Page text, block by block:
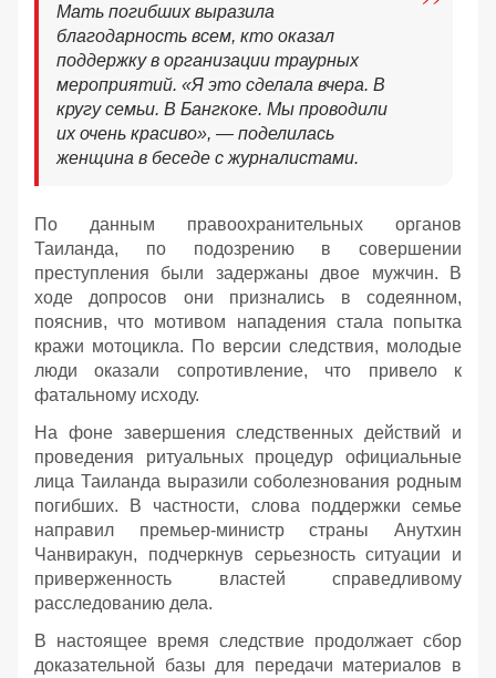
Мать погибших выразила
благодарность всем, кто оказал
поддержку в организации траурных
мероприятий. «Я это сделала вчера. В
кругу семьи. В Бангкоке. Мы проводили
их очень красиво», — поделилась
женщина в беседе с журналистами.
По данным правоохранительных органов
Таиланда, по подозрению в совершении
преступления были задержаны двое мужчин. В
ходе допросов они признались в содеянном,
пояснив, что мотивом нападения стала попытка
кражи мотоцикла. По версии следствия, молодые
люди оказали сопротивление, что привело к
фатальному исходу.
На фоне завершения следственных действий и
проведения ритуальных процедур официальные
лица Таиланда выразили соболезнования родным
погибших. В частности, слова поддержки семье
направил премьер-министр страны Анутхин
Чанвиракун, подчеркнув серьезность ситуации и
приверженность властей справедливому
расследованию дела.
В настоящее время следствие продолжает сбор
доказательной базы для передачи материалов в